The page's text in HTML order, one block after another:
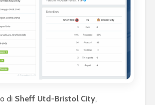
di Sheff Utd-Bristol City,